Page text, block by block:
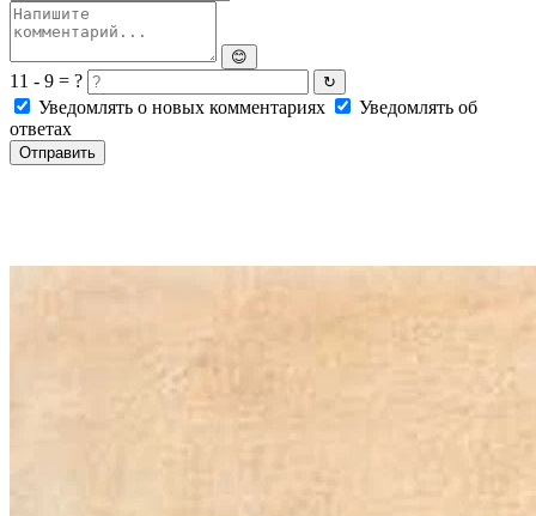
😊
11 - 9 = ? ↻
Уведомлять о новых комментариях
Уведомлять об
ответах
Отправить